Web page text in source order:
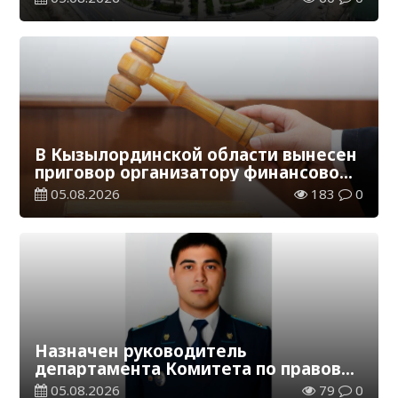
В Кызылординской области вынесен
приговор организатору финансовой
пирамиды
05.08.2026 183 0
Назначен руководитель
департамента Комитета по правовой
статистике и специальным учетам
05.08.2026 79 0